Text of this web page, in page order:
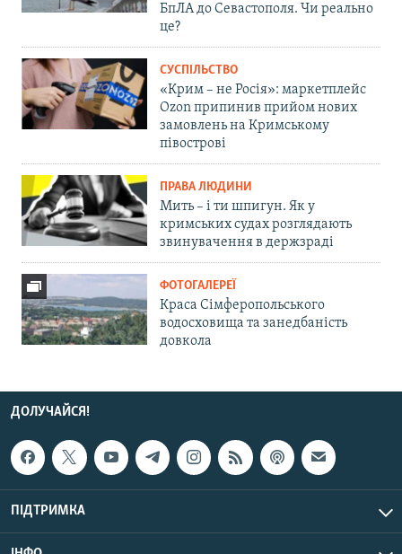
БпЛА до Севастополя. Чи реально
це?
СУСПІЛЬСТВО
«Крим – не Росія»: маркетплейс
Ozon припинив прийом нових
замовлень на Кримському
півострові
ПРАВА ЛЮДИНИ
Мить – і ти шпигун. Як у
кримських судах розглядають
звинувачення в держзраді
ФОТОГАЛЕРЕЇ
Краса Сімферопольського
водосховища та занедбаність
довкола
ДОЛУЧАЙСЯ!
ПІДТРИМКА